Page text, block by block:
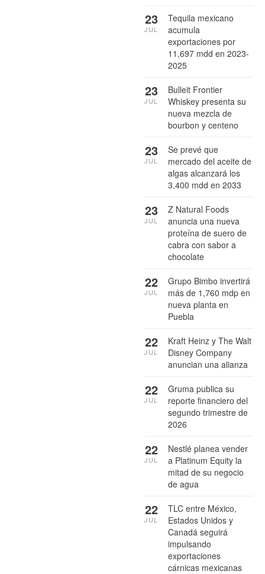
Tequila mexicano
acumula
exportaciones por
11,697 mdd en 2023-
2025
23
JUL
Bulleit Frontier
Whiskey presenta su
nueva mezcla de
bourbon y centeno
23
JUL
Se prevé que
mercado del aceite de
algas alcanzará los
3,400 mdd en 2033
23
JUL
Z Natural Foods
anuncia una nueva
proteína de suero de
cabra con sabor a
chocolate
23
JUL
Grupo Bimbo invertirá
más de 1,760 mdp en
nueva planta en
Puebla
22
JUL
Kraft Heinz y The Walt
Disney Company
anuncian una alianza
22
JUL
Gruma publica su
reporte financiero del
segundo trimestre de
2026
22
JUL
Nestlé planea vender
a Platinum Equity la
mitad de su negocio
de agua
22
JUL
TLC entre México,
Estados Unidos y
Canadá seguirá
impulsando
exportaciones
cárnicas mexicanas
22
JUL